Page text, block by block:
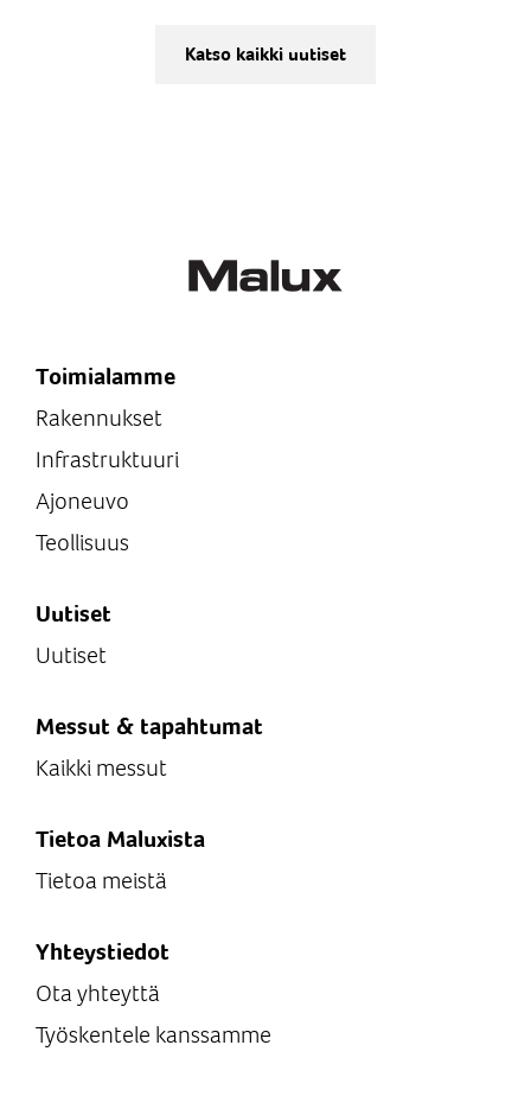
Katso kaikki uutiset
Toimialamme
Rakennukset
Infrastruktuuri
Ajoneuvo
Teollisuus
Uutiset
Uutiset
Messut & tapahtumat
Kaikki messut
Tietoa Maluxista
Tietoa meistä
Yhteystiedot
Ota yhteyttä
Työskentele kanssamme